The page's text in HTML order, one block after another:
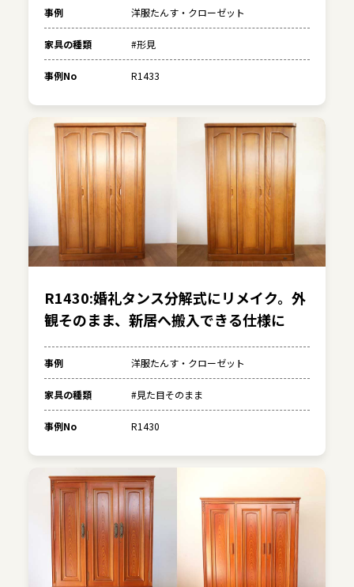
事例 洋服たんす・クローゼット
家具の種類 #形見
事例No R1433
R1430:婚礼タンス分解式にリメイク。外
観そのまま、新居へ搬入できる仕様に
事例 洋服たんす・クローゼット
家具の種類 #見た目そのまま
事例No R1430